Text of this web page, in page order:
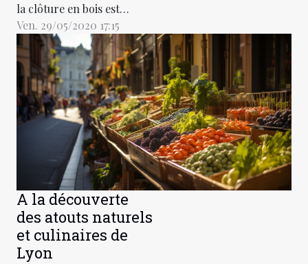
A la découverte
des atouts naturels
et culinaires de
Lyon
la clôture en bois est
une bonne option, car
elle permet de
protéger votre cadre
de vie des regards
indiscrets tout en vous
procurant une vue
harmonieuse.
Cependant, qu'il vous
souvienne que le bois de
votre clôture sera
constamment en
contact avec les...
Ven. 29/05/2020 17:15